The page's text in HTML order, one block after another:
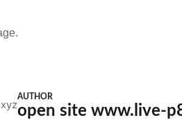
AUTHOR
open site www.live-